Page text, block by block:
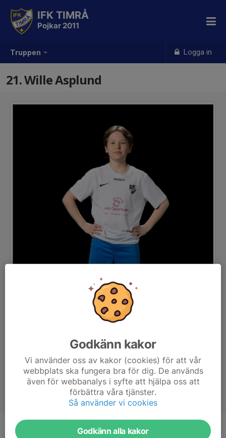
Truppen Logga in
IFK TIMRÅ
Pojkar 2011
21. Wille Asplund
Ålder 14 år
Godkänn kakor
Vi använder oss av kakor (cookies) för att vår
webbplats ska fungera bra för dig. De används
även för webbanalys i syfte att hjälpa oss att
förbättra våra tjänster.
Så använder vi cookies
Godkänn alla kakor